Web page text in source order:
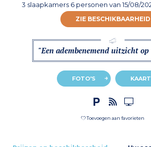
3 slaapkamers 6 personen van15/08/
ZIE BESCHIKBAARHEID
"Een adembenemend uitzicht op
FOTO'S KAART
Toevoegen aan favorieten